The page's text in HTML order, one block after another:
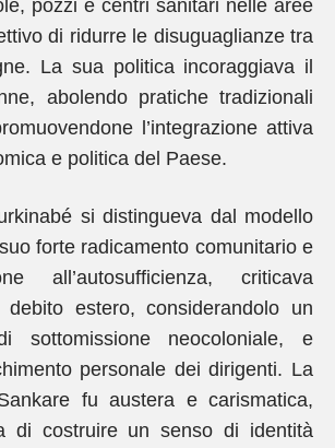
pozzi e centri sanitari nelle aree
di ridurre le disuguaglianze tra
La sua politica incoraggiava il
abolendo pratiche tradizionali
l’integrazione attiva
e politica del Paese.
si distingueva dal modello
forte radicamento comunitario e
all’autosufficienza, criticava
debito estero, considerandolo un
sottomissione neocoloniale, e
personale dei dirigenti. La
fu austera e carismatica,
di costruire un senso di identità